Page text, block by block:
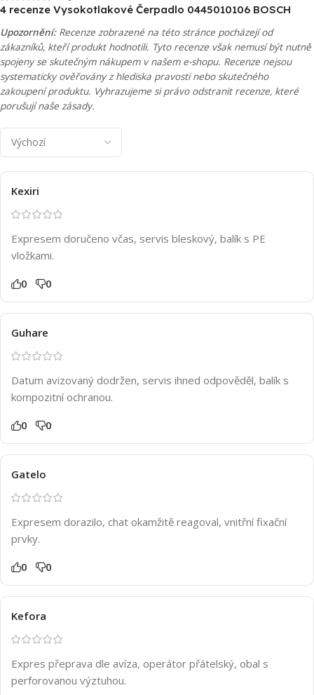
4 recenze Vysokotlakové Čerpadlo 0445010106 BOSCH
Upozornění:Recenze zobrazené na této stránce pocházejí od
zákazníků, kteří produkt hodnotili. Tyto recenze však nemusí být nutně
spojeny se skutečným nákupem v našem e-shopu. Recenze nejsou
systematicky ověřovány z hlediska pravosti nebo skutečného
zakoupení produktu. Vyhrazujeme si právo odstranit recenze, které
porušují naše zásady.
Kexiri
Expresem doručeno včas, servis bleskový, balík s PE
vložkami.
0 0
Guhare
Datum avizovaný dodržen, servis ihned odpověděl, balík s
kompozitní ochranou.
0 0
Gatelo
Expresem dorazilo, chat okamžitě reagoval, vnitřní fixační
prvky.
0 0
Kefora
Expres přeprava dle avíza, operátor přátelský, obal s
perforovanou výztuhou.